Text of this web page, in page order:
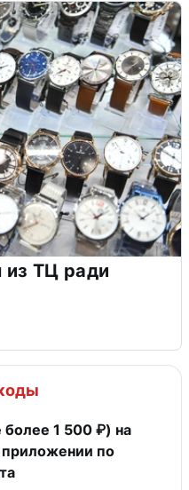
из ТЦ ради
более 1 500 ₽) на
приложении по